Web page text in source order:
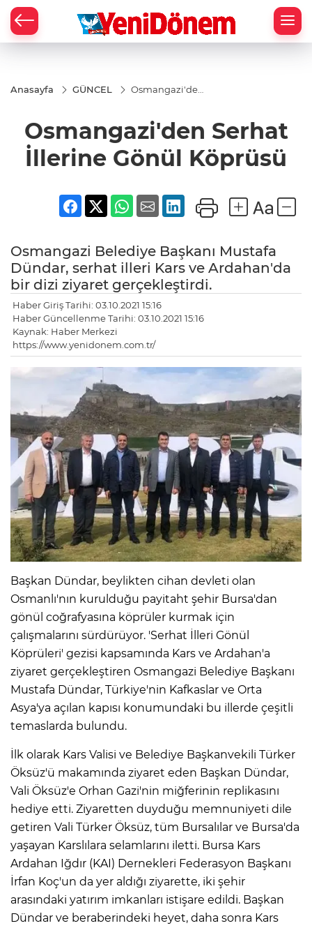
Anasayfa GÜNCEL
Osmangazi'den
Osmangazi'den Serhat
İllerine Gönül Köprüsü
Osmangazi Belediye Başkanı Mustafa
Dündar, serhat illeri Kars ve Ardahan'da
bir dizi ziyaret gerçekleştirdi.
Haber Giriş Tarihi: 03.10.2021 15:16
Haber Güncellenme Tarihi: 03.10.2021 15:16
Kaynak: Haber Merkezi
https://www.yenidonem.com.tr/
Başkan Dündar, beylikten cihan devleti olan
Osmanlı'nın kurulduğu payitaht şehir Bursa'dan
gönül coğrafyasına köprüler kurmak için
çalışmalarını sürdürüyor. 'Serhat İlleri Gönül
Köprüleri' gezisi kapsamında Kars ve Ardahan'a
ziyaret gerçekleştiren Osmangazi Belediye Başkanı
Mustafa Dündar, Türkiye'nin Kafkaslar ve Orta
Asya'ya açılan kapısı konumundaki bu illerde çeşitli
temaslarda bulundu.
İlk olarak Kars Valisi ve Belediye Başkanvekili Türker
Öksüz'ü makamında ziyaret eden Başkan Dündar,
Vali Öksüz'e Orhan Gazi'nin miğferinin replikasını
hediye etti. Ziyaretten duyduğu memnuniyeti dile
getiren Vali Türker Öksüz, tüm Bursalılar ve Bursa'da
yaşayan Karslılara selamlarını iletti. Bursa Kars
Ardahan Iğdır (KAI) Dernekleri Federasyon Başkanı
İrfan Koç'un da yer aldığı ziyarette, iki şehir
arasındaki yatırım imkanları istişare edildi. Başkan
Dündar ve beraberindeki heyet, daha sonra Kars